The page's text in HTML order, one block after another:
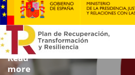
Read
more